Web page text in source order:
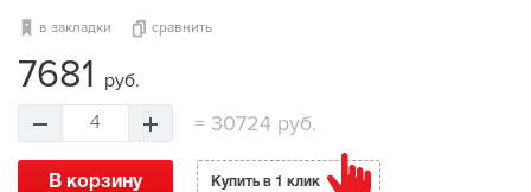
в закладки сравнить
7681 руб.
4 = 30724 руб.
В корзину Купить в 1 клик